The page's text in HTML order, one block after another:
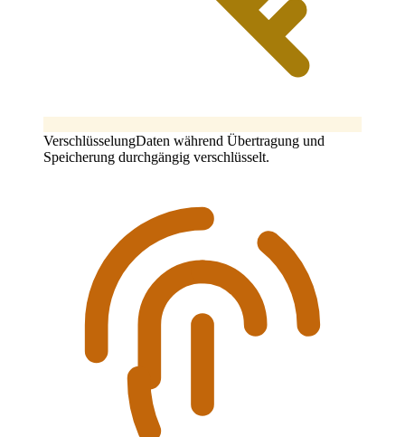
VerschlüsselungDaten während Übertragung und
Speicherung durchgängig verschlüsselt.